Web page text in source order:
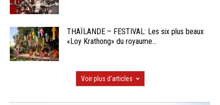
THAÏLANDE – FESTIVAL: Les six plus beaux
«Loy Krathong» du royaume...
Voir plus d'articles